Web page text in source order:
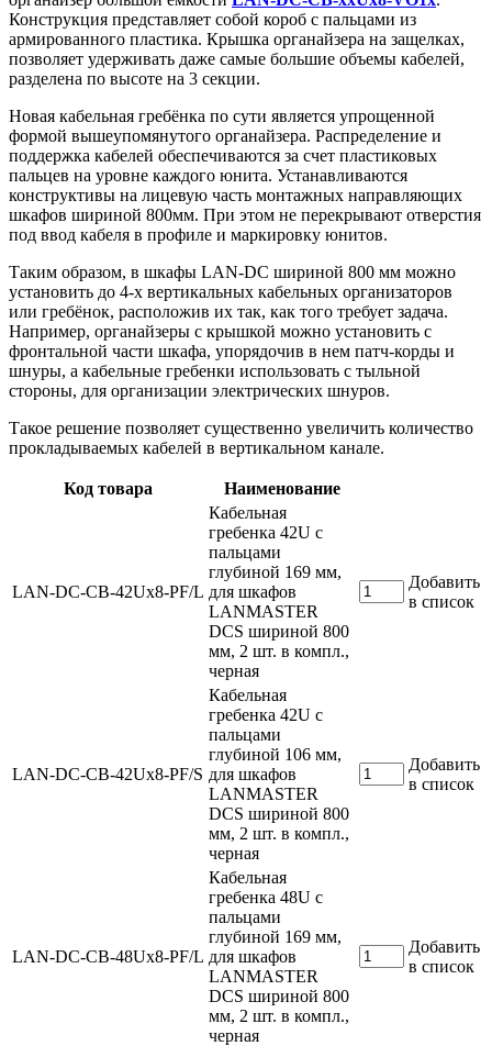
Конструкция представляет собой короб с пальцами из
армированного пластика. Крышка органайзера на защелках,
позволяет удерживать даже самые большие объемы кабелей,
разделена по высоте на 3 секции.
Новая кабельная гребёнка по сути является упрощенной
формой вышеупомянутого органайзера. Распределение и
поддержка кабелей обеспечиваются за счет пластиковых
пальцев на уровне каждого юнита. Устанавливаются
конструктивы на лицевую часть монтажных направляющих
шкафов шириной 800мм. При этом не перекрывают отверстия
под ввод кабеля в профиле и маркировку юнитов.
Таким образом, в шкафы LAN-DC шириной 800 мм можно
установить до 4-х вертикальных кабельных организаторов
или гребёнок, расположив их так, как того требует задача.
Например, органайзеры с крышкой можно установить с
фронтальной части шкафа, упорядочив в нем патч-корды и
шнуры, а кабельные гребенки использовать с тыльной
стороны, для организации электрических шнуров.
Такое решение позволяет существенно увеличить количество
прокладываемых кабелей в вертикальном канале.
Код товара Наименование
LAN-DC-CB-42Ux8-PF/L
Кабельная
гребенка 42U с
пальцами
глубиной 169 мм,
для шкафов
LANMASTER
DCS шириной 800
мм, 2 шт. в компл.,
черная
Добавить
в список
LAN-DC-CB-42Ux8-PF/S
Кабельная
гребенка 42U с
пальцами
глубиной 106 мм,
для шкафов
LANMASTER
DCS шириной 800
мм, 2 шт. в компл.,
черная
Добавить
в список
LAN-DC-CB-48Ux8-PF/L
Кабельная
гребенка 48U с
пальцами
глубиной 169 мм,
для шкафов
LANMASTER
DCS шириной 800
мм, 2 шт. в компл.,
черная
Добавить
в список